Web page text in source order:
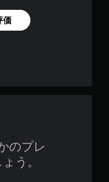
価
のプレ
う。